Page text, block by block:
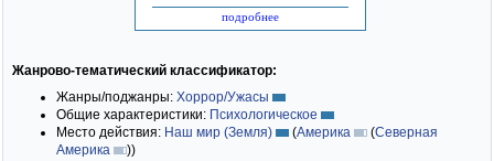
подробнее
Жанрово-тематический классификатор:
Жанры/поджанры: Хоррор/Ужасы
Общие характеристики: Психологическое
Место действия: Наш мир (Земля) (Америка (Северная
Америка
))